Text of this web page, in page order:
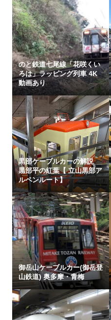
のと鉄道七尾線「花咲くい
ろは」ラッピング列車 4K
動画あり
黒部ケーブルカーの解説
黒部平の紅葉【 立山黒部ア
ルペンルート】
御岳山ケーブルカー(御岳登
山鉄道) 奥多摩・青梅